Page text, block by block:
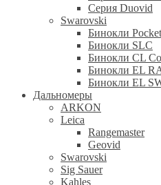
Серия Duovid
Swarovski
Бинокли Pocket
Бинокли SLC
Бинокли CL
Бинокли EL
Бинокли EL
Дальномеры
ARKON
Leica
Rangemaster
Geovid
Swarovski
Sig Sauer
Kahles